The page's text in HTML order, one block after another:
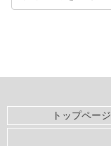
トップページ